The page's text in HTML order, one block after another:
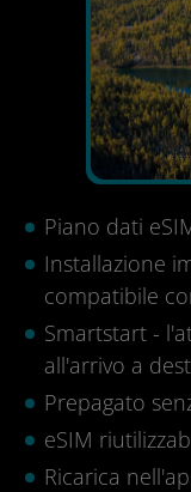
Piano dati
Installazione
compatibile
Smartstart -
all'arrivo a
Prepagato
eSIM
Ricarica